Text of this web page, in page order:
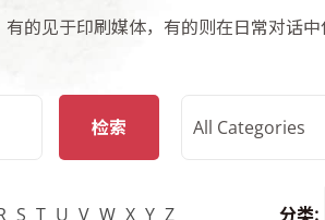
的见于印刷媒体，有的则在日常对话中
检索
All Categories
S T U V W X Y Z 分类: